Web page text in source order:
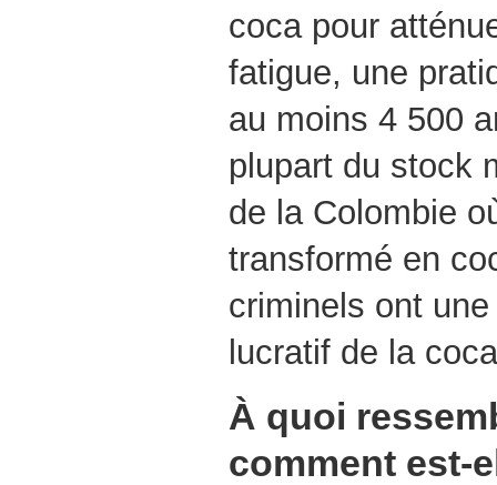
coca pour
fatigue, une
au moins 4 500
plupart du stock
de la Colombie
transformé en
criminels ont
lucratif de la
À quoi
comment est-